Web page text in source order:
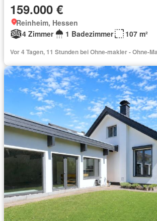
159.000 €
Reinheim, Hessen
4 Zimmer
1 Badezimmer 107 m²
Vor 4 Tagen, 11 Stunden bei Ohne-makler - Ohne-